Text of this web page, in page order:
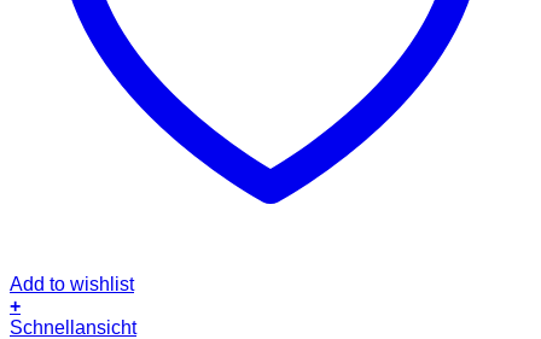
Add to wishlist
+
Schnellansicht